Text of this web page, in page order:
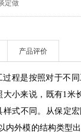
定做
产品评价
过程是按照对于不
小来说，既有1米
样式不同。从保定
内外模的结构类型